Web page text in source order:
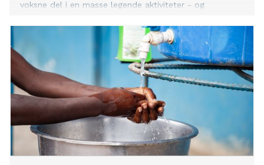
voksne del i en masse legende aktiviteter - og